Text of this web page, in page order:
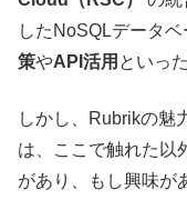
したNoSQLデータ
策やAPI活用 といっ
しかし、Rubrikの魅
は、ここで触れた以
があり、もし興味が